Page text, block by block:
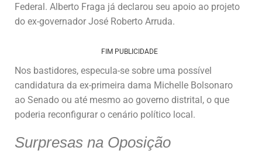
Federal. Alberto Fraga já declarou seu apoio ao projeto
do ex-governador José Roberto Arruda.
FIM PUBLICIDADE
Nos bastidores, especula-se sobre uma possível
candidatura da ex-primeira dama Michelle Bolsonaro
ao Senado ou até mesmo ao governo distrital, o que
poderia reconfigurar o cenário político local.
Surpresas na Oposição